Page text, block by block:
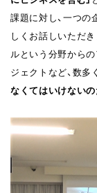
課題に対し、一つ
しくお話しいただ
ルという分野から
ジェクトなど、数多
なくてはいけないの